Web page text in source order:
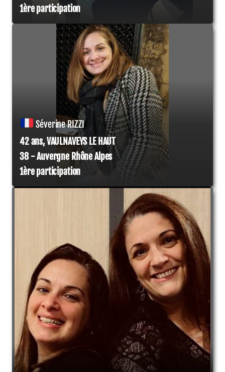
1ère participation
Séverine RIZZI
42 ans, VAULNAVEYS LE HAUT
38 - Auvergne Rhône Alpes
1ère participation